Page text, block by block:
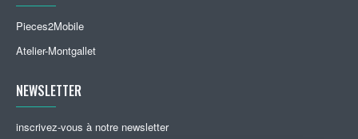
Pieces2Mobile
Atelier-Montgallet
NEWSLETTER
inscrivez-vous à notre newsletter